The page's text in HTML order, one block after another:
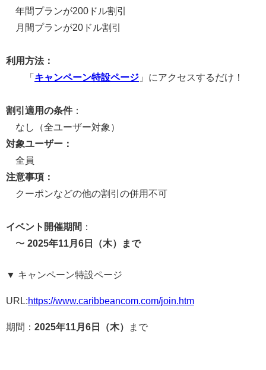
年間プランが200ドル割引
月間プランが20ドル割引
利用方法：
「 キャンペーン特設ページ 」にアクセスするだけ！
割引適用の条件：
なし（全ユーザー対象）
対象ユーザー：
全員
注意事項：
クーポンなどの他の割引の併用不可
イベント開催期間 ：
〜 2025年11月6日（木）まで
▼ キャンペーン特設ページ
URL:https://www.caribbeancom.com/join.htm
期間： 2025年11月6日（木） まで